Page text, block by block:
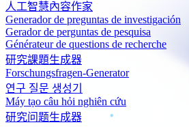
人工智慧內容作家
Generador de preguntas de investigación
Gerador de perguntas de pesquisa
Générateur de questions de recherche
研究課題生成器
Forschungsfragen-Generator
연구 질문 생성기
Máy tạo câu hỏi nghiên cứu
研究问题生成器